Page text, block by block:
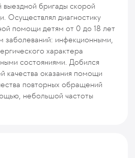
выездной бригады скорой
Осуществлял диагностику
помощи детям от 0 до 18 лет
инфекционными,
характера
состояниями. Добился
качества оказания помощи
повторных обращений
небольшой частоты